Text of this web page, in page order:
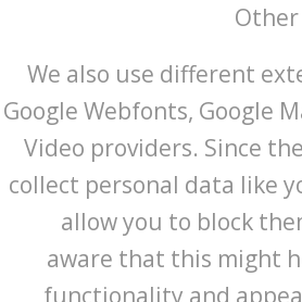
We also use different
Google Webfonts, Google
Video providers. Since
collect personal data like
allow you to block
aware that this might
functionality and